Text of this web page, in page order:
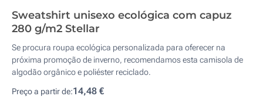
Sweatshirt unisexo ecológica com capuz
280 g/m2 Stellar
Se procura roupa ecológica personalizada para oferecer na
próxima promoção de inverno, recomendamos esta camisola de
algodão orgânico e poliéster reciclado.
Preço a partir de:14,48 €